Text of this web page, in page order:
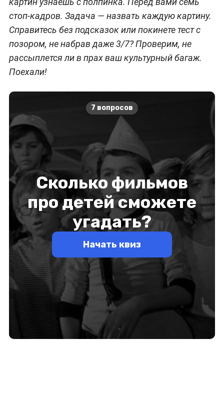
стоп-кадров. Задача — назвать каждую картину.
Справитесь без подсказок или покинете тест с
позором, не набрав даже 3/7? Проверим, не
рассыплется ли в прах ваш культурный багаж.
Поехали!